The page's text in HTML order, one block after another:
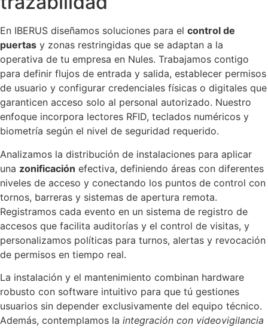
En IBERUS diseñamos soluciones para el control de
puertas y zonas restringidas que se adaptan a la
operativa de tu empresa en Nules. Trabajamos contigo
para definir flujos de entrada y salida, establecer permisos
de usuario y configurar credenciales físicas o digitales que
garanticen acceso solo al personal autorizado. Nuestro
enfoque incorpora lectores RFID, teclados numéricos y
biometría según el nivel de seguridad requerido.
Analizamos la distribución de instalaciones para aplicar
una zonificación efectiva, definiendo áreas con diferentes
niveles de acceso y conectando los puntos de control con
tornos, barreras y sistemas de apertura remota.
Registramos cada evento en un sistema de registro de
accesos que facilita auditorías y el control de visitas, y
personalizamos políticas para turnos, alertas y revocación
de permisos en tiempo real.
La instalación y el mantenimiento combinan hardware
robusto con software intuitivo para que tú gestiones
usuarios sin depender exclusivamente del equipo técnico.
Además, contemplamos la integración con videovigilancia